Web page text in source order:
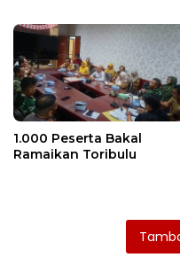
1.000 Peserta Bakal
Ramaikan Toribulu